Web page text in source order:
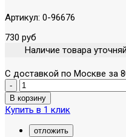
Артикул: 0-96676
730 руб
Наличие товара
С доставкой по Москве за
Купить в 1 клик
отложить